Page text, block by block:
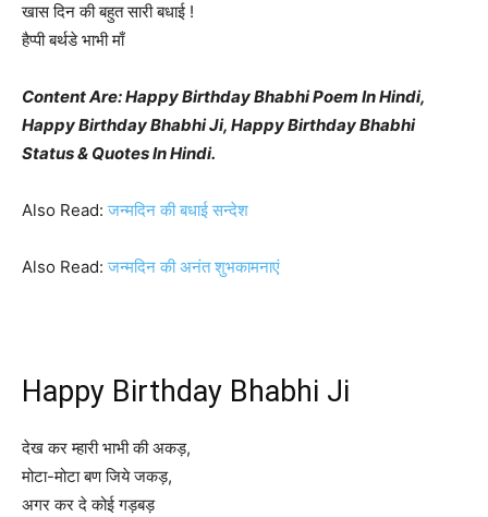
खास दिन की बहुत सारी बधाई !
हैप्पी बर्थडे भाभी माँ
Content Are: Happy Birthday Bhabhi Poem In Hindi,
Happy Birthday Bhabhi Ji, Happy Birthday Bhabhi
Status & Quotes In Hindi.
Also Read:जन्मदिन की बधाई सन्देश
Also Read:जन्मदिन की अनंत शुभकामनाएं
Happy Birthday Bhabhi Ji
देख कर म्हारी भाभी की अकड़,
मोटा-मोटा बण जिये जकड़,
अगर कर दे कोई गड़बड़